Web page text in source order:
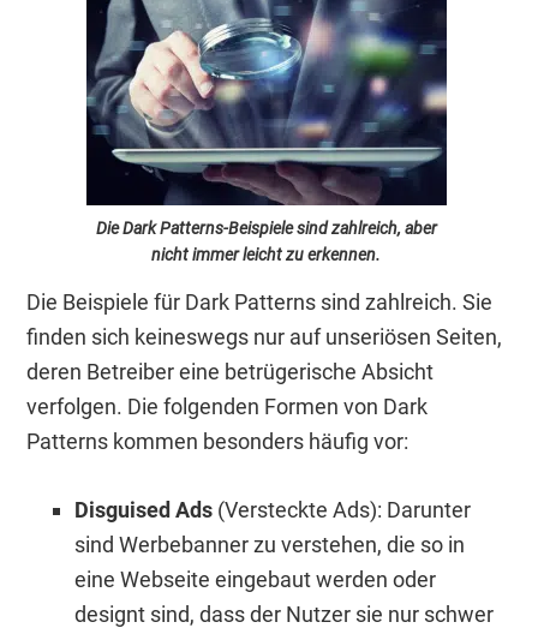
Die Dark Patterns-Beispiele sind zahlreich, aber
nicht immer leicht zu erkennen.
Die Beispiele für Dark Patterns sind zahlreich. Sie
finden sich keineswegs nur auf unseriösen Seiten,
deren Betreiber eine betrügerische Absicht
verfolgen. Die folgenden Formen von Dark
Patterns kommen besonders häufig vor:
Disguised Ads (Versteckte Ads): Darunter
sind Werbebanner zu verstehen, die so in
eine Webseite eingebaut werden oder
designt sind, dass der Nutzer sie nur schwer